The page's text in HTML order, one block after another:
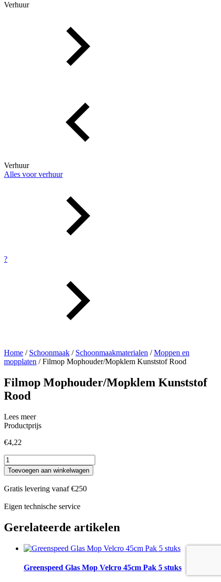
Verhuur
Verhuur
Alles voor verhuur
?
Home / Schoonmaak / Schoonmaakmaterialen /Moppen en
mopplaten / Filmop Mophouder/Mopklem Kunststof Rood
Filmop Mophouder/Mopklem Kunststof
Rood
Lees meer
Productprijs
€4,22
Filmop
Mophouder/Mopklem
Kunststof
Rood
aantal
Toevoegen aan winkelwagen
Gratis levering vanaf €250
Eigen technische service
Gerelateerde artikelen
Greenspeed Glas Mop Velcro 45cm Pak 5 stuks